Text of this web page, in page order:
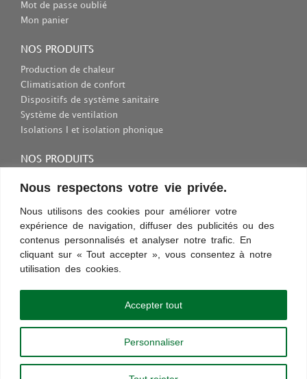
Nous respectons votre vie privée.
Nous utilisons des cookies pour améliorer votre
expérience de navigation, diffuser des publicités ou des
contenus personnalisés et analyser notre trafic. En
cliquant sur « Tout accepter », vous consentez à notre
utilisation des cookies.
Personnaliser
Accepter tout
Mot de passe oublié
Mon panier
NOS PRODUITS
Production de chaleur
Climatisation de confort
Dispositifs de système sanitaire
Système de ventilation
Isolations I et isolation phonique
NOS PRODUITS
Inscriptions et fixations
Protection au travail
Sélection des appareils sanitaires
Conditions d’utilisation
Paiement sécurisé